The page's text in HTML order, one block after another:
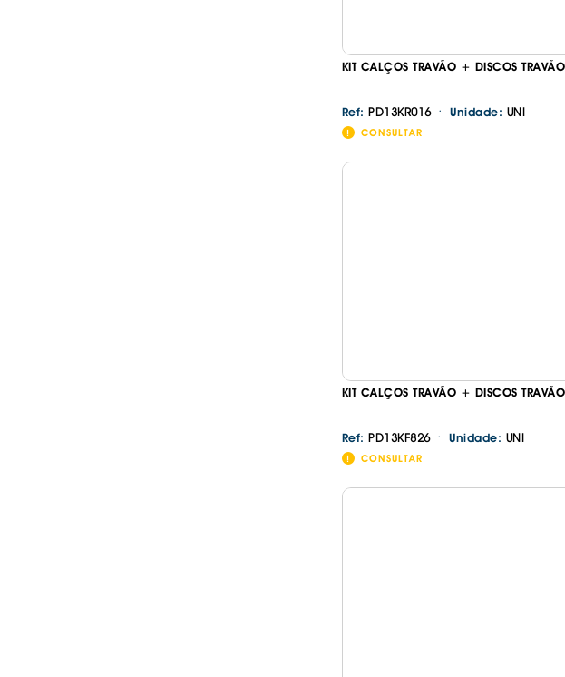
KIT CALÇOS TRAVÃO + DISCOS
Ref: PD13KR016 · Unidade: UNI
CONSULTAR
KIT CALÇOS TRAVÃO + DISCOS
Ref: PD13KF826 · Unidade: UNI
CONSULTAR